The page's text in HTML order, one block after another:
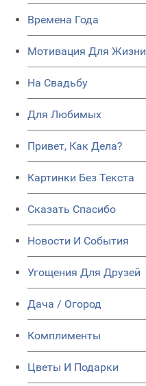
Времена Года
Мотивация Для Жизни
На Свадьбу
Для Любимых
Привет, Как Дела?
Картинки Без Текста
Сказать Спасибо
Новости И События
Угощения Для Друзей
Дача / Огород
Комплименты
Цветы И Подарки